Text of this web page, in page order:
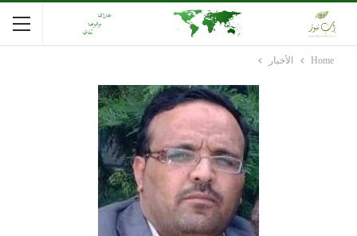
Home الأخبار